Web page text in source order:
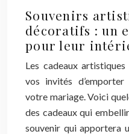
Souvenirs
décoratifs : un
pour leur
Les cadeaux
vos invités
votre mariage. Voici
des cadeaux qui
souvenir qui apportera